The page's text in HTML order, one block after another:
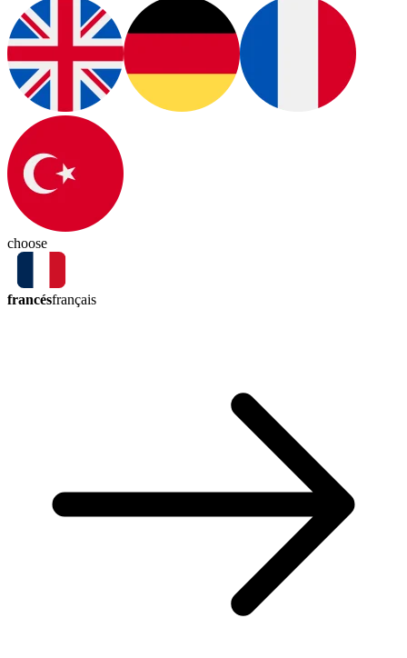
choose
francésfrançais